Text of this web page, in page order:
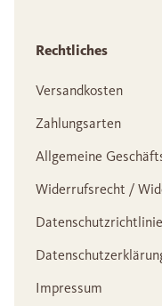
Rechtliches
Versandkosten
Zahlungsarten
Allgemeine
Widerrufsrecht /
Datenschutzrichtlinie
Impressum